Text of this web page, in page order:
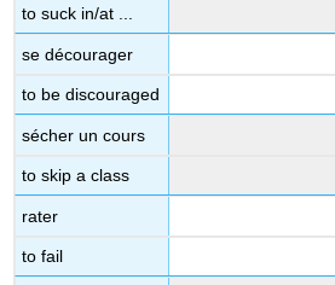
to suck in/at ...
se décourager
to be discouraged
sécher un cours
to skip a class
rater
to fail